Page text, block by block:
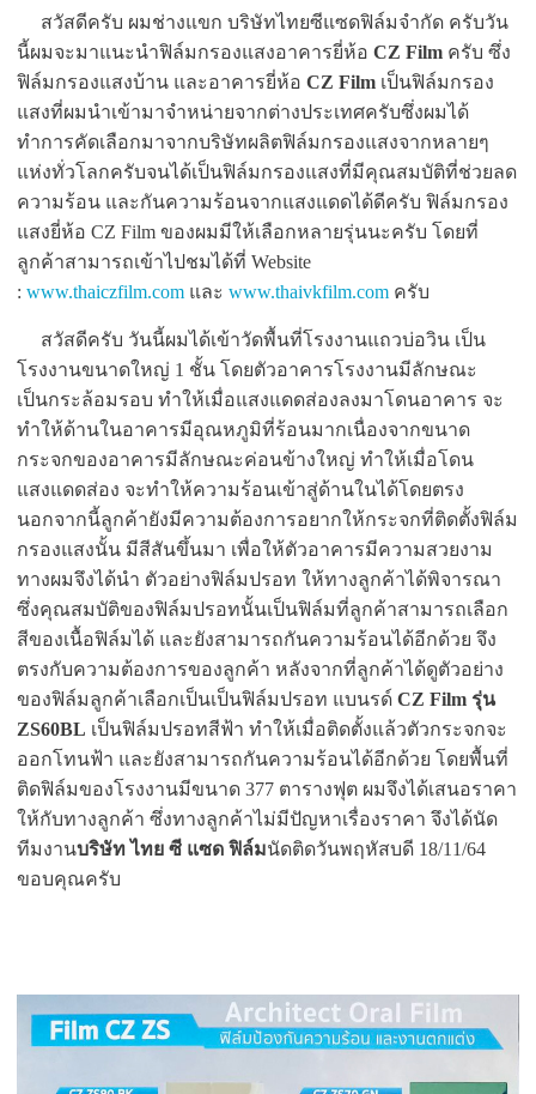
สวัสดีครับ ผมช่างแขก บริษัทไทยซีแซดฟิล์มจำกัด ครับวัน
นี้ผมจะมาแนะนำฟิล์มกรองแสงอาคารยี่ห้อCZ Film ครับ ซึ่ง
ฟิล์มกรองแสงบ้าน และอาคารยี่ห้อCZ Film เป็นฟิล์มกรอง
แสงที่ผมนำเข้ามาจำหน่ายจากต่างประเทศครับซึ่งผมได้
ทำการคัดเลือกมาจากบริษัทผลิตฟิล์มกรองแสงจากหลายๆ
แห่งทั่วโลกครับจนได้เป็นฟิล์มกรองแสงที่มีคุณสมบัติที่ช่วยลด
ความร้อน และกันความร้อนจากแสงแดดได้ดีครับ ฟิล์มกรอง
แสงยี่ห้อ CZ Film ของผมมีให้เลือกหลายรุ่นนะครับ โดยที่
ลูกค้าสามารถเข้าไปชมได้ที่ Website
:www.thaiczfilm.com และwww.thaivkfilm.com ครับ
สวัสดีครับ วันนี้ผมได้เข้าวัดพื้นที่โรงงานแถวบ่อวิน เป็น
โรงงานขนาดใหญ่ 1 ชั้น โดยตัวอาคารโรงงานมีลักษณะ
เป็นกระล้อมรอบ ทำให้เมื่อแสงแดดส่องลงมาโดนอาคาร จะ
ทำให้ด้านในอาคารมีอุณหภูมิที่ร้อนมากเนื่องจากขนาด
กระจกของอาคารมีลักษณะค่อนข้างใหญ่ ทำให้เมื่อโดน
แสงแดดส่อง จะทำให้ความร้อนเข้าสู่ด้านในได้โดยตรง
นอกจากนี้ลูกค้ายังมีความต้องการอยากให้กระจกที่ติดตั้งฟิล์ม
กรองแสงนั้น มีสีสันขึ้นมา เพื่อให้ตัวอาคารมีความสวยงาม
ทางผมจึงได้นำ ตัวอย่างฟิล์มปรอท ให้ทางลูกค้าได้พิจารณา
ซึ่งคุณสมบัติของฟิล์มปรอทนั้นเป็นฟิล์มที่ลูกค้าสามารถเลือก
สีของเนื้อฟิล์มได้ และยังสามารถกันความร้อนได้อีกด้วย จึง
ตรงกับความต้องการของลูกค้า หลังจากที่ลูกค้าได้ดูตัวอย่าง
ของฟิล์มลูกค้าเลือกเป็นเป็นฟิล์มปรอท แบนรด์CZ Film รุ่น
ZS60BL เป็นฟิล์มปรอทสีฟ้า ทำให้เมื่อติดตั้งแล้วตัวกระจกจะ
ออกโทนฟ้า และยังสามารถกันความร้อนได้อีกด้วย โดยพื้นที่
ติดฟิล์มของโรงงานมีขนาด 377 ตารางฟุต ผมจึงได้เสนอราคา
ให้กับทางลูกค้า ซึ่งทางลูกค้าไม่มีปัญหาเรื่องราคา จึงได้นัด
ทีมงานบริษัท ไทย ซี แซด ฟิล์มนัดติดวันพฤหัสบดี 18/11/64
ขอบคุณครับ